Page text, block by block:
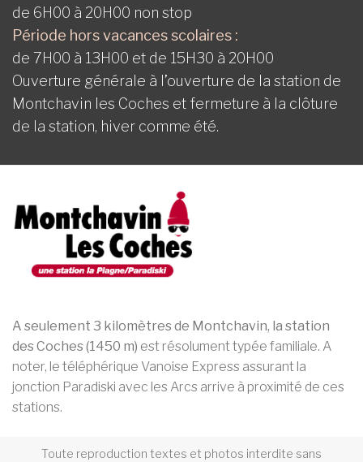
de 6H00 à 20H00 non stop
Période hors vacances scolaires :
de 7H00 à 13H00 et de 15H30 à 20H00
Ouverture générale à l’ouverture de la station de
Montchavin les Coches et fermeture à la clôture
de la station, hiver comme été.
A seulement 3 kilomètres de Montchavin, la station
des Coches (1450 m) est résolument typée familiale. A
noter, le téléphérique Vanoise Express assurant la
jonction Paradiski avec les Arcs arrive à proximité de ces
stations.
Toute reproduction textes et photos interdite sans